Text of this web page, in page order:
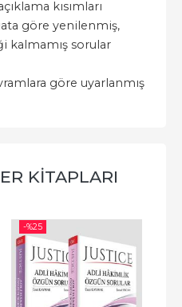
kısımları
göre yenilenmiş,
kalmamış sorular
göre uyarlanmış
KITAPLARI
-%25